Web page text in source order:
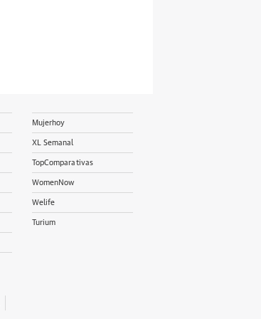
Mujerhoy
XL Semanal
TopComparativas
WomenNow
Welife
Turium